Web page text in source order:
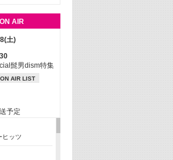
AIR
土)
髭男dism特集
ON AIR LIST
予定
ヒッツ